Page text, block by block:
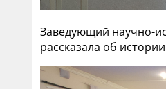
Заведующий научно-
рассказала об